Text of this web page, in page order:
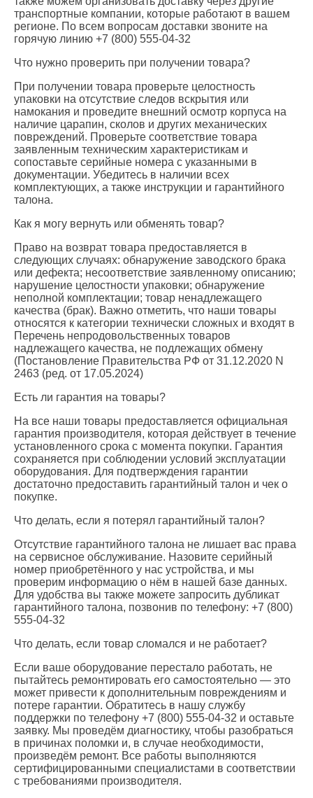
транспортные компании, которые работают в вашем
регионе. По всем вопросам доставки звоните на
горячую линию +7 (800) 555-04-32
Что нужно проверить при получении товара?
При получении товара проверьте целостность
упаковки на отсутствие следов вскрытия или
намокания и проведите внешний осмотр корпуса на
наличие царапин, сколов и других механических
повреждений. Проверьте соответствие товара
заявленным техническим характеристикам и
сопоставьте серийные номера с указанными в
документации. Убедитесь в наличии всех
комплектующих, а также инструкции и гарантийного
талона.
Как я могу вернуть или обменять товар?
Право на возврат товара предоставляется в
следующих случаях: обнаружение заводского брака
или дефекта; несоответствие заявленному описанию;
нарушение целостности упаковки; обнаружение
неполной комплектации; товар ненадлежащего
качества (брак). Важно отметить, что наши товары
относятся к категории технически сложных и входят в
Перечень непродовольственных товаров
надлежащего качества, не подлежащих обмену
(Постановление Правительства РФ от 31.12.2020 N
2463 (ред. от 17.05.2024)
Есть ли гарантия на товары?
На все наши товары предоставляется официальная
гарантия производителя, которая действует в течение
установленного срока с момента покупки. Гарантия
сохраняется при соблюдении условий эксплуатации
оборудования. Для подтверждения гарантии
достаточно предоставить гарантийный талон и чек о
покупке.
Что делать, если я потерял гарантийный талон?
Отсутствие гарантийного талона не лишает вас права
на сервисное обслуживание. Назовите серийный
номер приобретённого у нас устройства, и мы
проверим информацию о нём в нашей базе данных.
Для удобства вы также можете запросить дубликат
гарантийного талона, позвонив по телефону: +7 (800)
555-04-32
Что делать, если товар сломался и не работает?
Если ваше оборудование перестало работать, не
пытайтесь ремонтировать его самостоятельно — это
может привести к дополнительным повреждениям и
потере гарантии. Обратитесь в нашу службу
поддержки по телефону +7 (800) 555-04-32 и оставьте
заявку. Мы проведём диагностику, чтобы разобраться
в причинах поломки и, в случае необходимости,
произведём ремонт. Все работы выполняются
сертифицированными специалистами в соответствии
с требованиями производителя.